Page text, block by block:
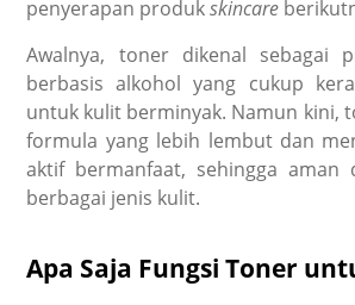
penyerapan produkskincare
Awalnya, toner dikenal sebagai
berbasis alkohol yang cukup
untuk kulit berminyak. Namun kini,
formula yang lebih lembut dan
aktif bermanfaat, sehingga aman
berbagai jenis kulit.
Apa Saja Fungsi Toner